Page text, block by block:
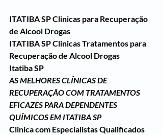
ITATIBA SP Clinicas para Recuperação
de Alcool Drogas
ITATIBA SP Clinicas Tratamentos para
Recuperação de Alcool Drogas
Itatiba SP
AS MELHORES CLÍNICAS DE
RECUPERAÇÃO COM TRATAMENTOS
EFICAZES PARA DEPENDENTES
QUÍMICOS EM ITATIBA SP
Clinica com Especialistas Qualificados